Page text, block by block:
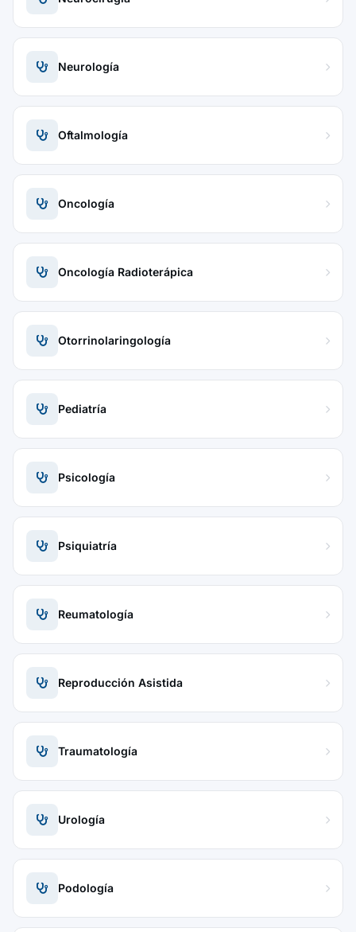
Neurología
Oftalmología
Oncología
Oncología Radioterápica
Otorrinolaringología
Pediatría
Psicología
Psiquiatría
Reumatología
Reproducción Asistida
Traumatología
Urología
Podología